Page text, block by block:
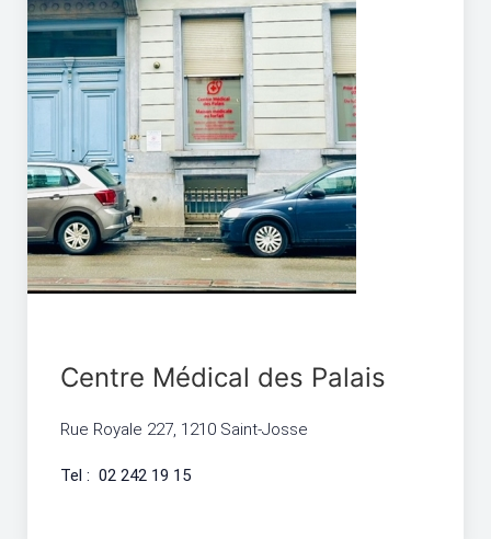
Centre Médical des Palais
Rue Royale 227, 1210 Saint-Josse
Tel : 02 242 19 15